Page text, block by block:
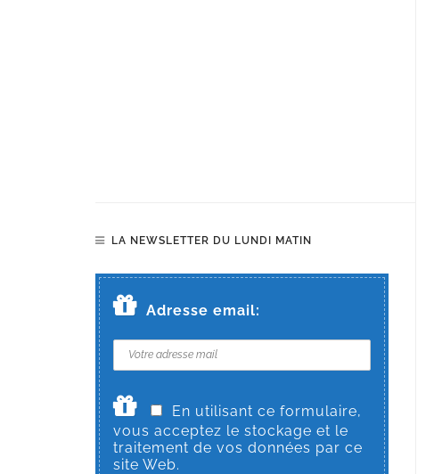
LA NEWSLETTER DU LUNDI MATIN
Adresse email:
En utilisant ce formulaire,
vous acceptez le stockage et le
traitement de vos données par ce
site Web.